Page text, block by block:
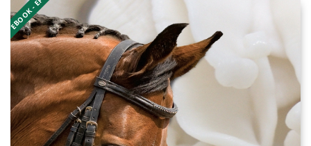
EBOOK - EPUB